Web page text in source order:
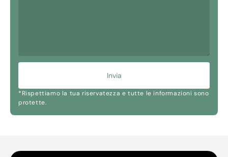
Invia
*Rispettiamo la tua riservatezza e tutte le informazioni sono
protette.